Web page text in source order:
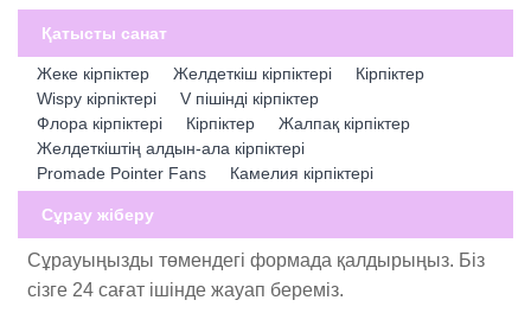
Қатысты санат
Жеке кірпіктер Желдеткіш кірпіктері
Кірпіктер
Wispy кірпіктері
V пішінді кірпіктер
Флора кірпіктері
Кірпіктер
Жалпақ кірпіктер
Желдеткіштің алдын-ала кірпіктері
Promade Pointer Fans
Камелия кірпіктері
Сұрау жіберу
Сұрауыңызды төмендегі формада қалдырыңыз. Біз
сізге 24 сағат ішінде жауап береміз.